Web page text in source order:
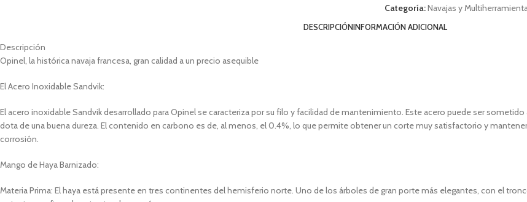
Categoría:Navajas y
DESCRIPCIÓNINFORMACIÓN ADICIONAL
Descripción
Opinel, la histórica navaja francesa, gran calidad a un precio asequible
El Acero Inoxidable Sandvik:
El acero inoxidable Sandvik desarrollado para Opinel se caracteriza por su filo y facilidad de mantenimiento. Este acero puede ser
dota de una buena dureza. El contenido en carbono es de, al menos, el 0.4%, lo que permite obtener un corte muy satisfactorio y
corrosión.
Mango de Haya Barnizado:
Materia Prima: El haya está presente en tres continentes del hemisferio norte. Uno de los árboles de gran porte más elegantes, con el